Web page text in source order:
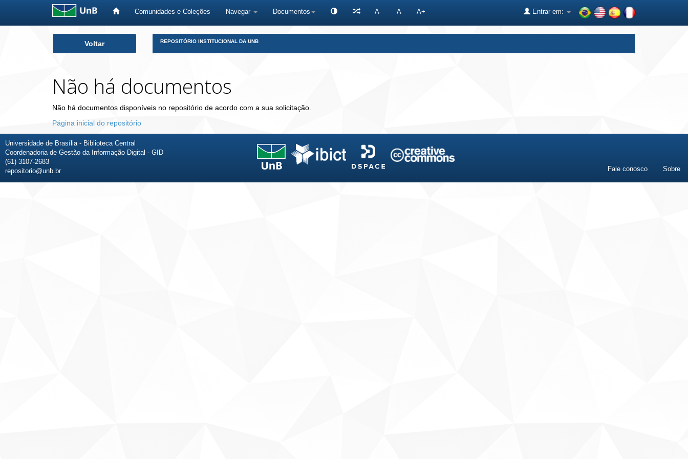
Comunidades e Coleções Navegar Documentos A- A A+ Entrar em:
Voltar REPOSITÓRIO INSTITUCIONAL DA UNB
Não há documentos
Não há documentos disponíveis no repositório de acordo com a sua solicitação.
Página inicial do repositório
Universidade de Brasília - Biblioteca Central
Coordenadoria de Gestão da Informação Digital - GID
(61) 3107-2683
repositorio@unb.br
Fale conosco Sobre